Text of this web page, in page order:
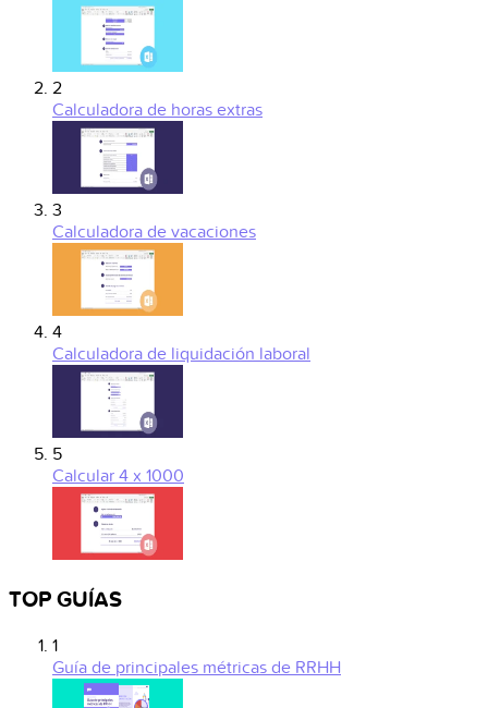
2
Calculadora de horas extras
3
Calculadora de vacaciones
4
Calculadora de liquidación laboral
5
Calcular 4 x 1000
TOP GUÍAS
1
Guía de principales métricas de RRHH